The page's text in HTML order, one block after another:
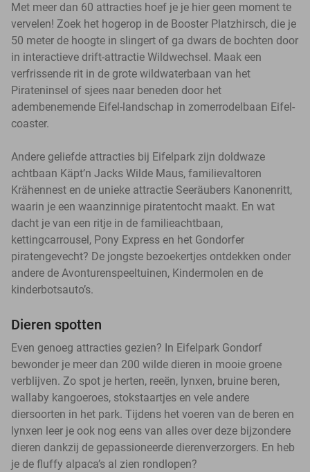
Met meer dan 60 attracties hoef je je hier geen moment te
vervelen! Zoek het hogerop in de Booster Platzhirsch, die je
50 meter de hoogte in slingert of ga dwars de bochten door
in interactieve drift-attractie Wildwechsel. Maak een
verfrissende rit in de grote wildwaterbaan van het
Pirateninsel of sjees naar beneden door het
adembenemende Eifel-landschap in zomerrodelbaan Eifel-
coaster.
Andere geliefde attracties bij Eifelpark zijn doldwaze
achtbaan Käpt’n Jacks Wilde Maus, familievaltoren
Krähennest en de unieke attractie Seeräubers Kanonenritt,
waarin je een waanzinnige piratentocht maakt. En wat
dacht je van een ritje in de familieachtbaan,
kettingcarrousel, Pony Express en het Gondorfer
piratengevecht? De jongste bezoekertjes ontdekken onder
andere de Avonturenspeeltuinen, Kindermolen en de
kinderbotsauto’s.
Dieren spotten
Even genoeg attracties gezien? In Eifelpark Gondorf
bewonder je meer dan 200 wilde dieren in mooie groene
verblijven. Zo spot je herten, reeën, lynxen, bruine beren,
wallaby kangoeroes, stokstaartjes en vele andere
diersoorten in het park. Tijdens het voeren van de beren en
lynxen leer je ook nog eens van alles over deze bijzondere
dieren dankzij de gepassioneerde dierenverzorgers. En heb
je de fluffy alpaca’s al zien rondlopen?